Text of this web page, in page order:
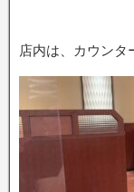
店内は、カウンタ